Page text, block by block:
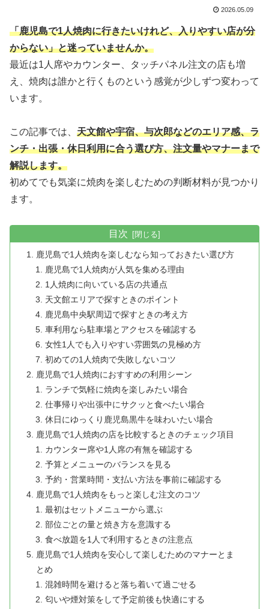
2026.05.09
「鹿児島で1人焼肉に行きたいけれど、入りやすい店が分
からない」と迷っていませんか。
最近は1人席やカウンター、タッチパネル注文の店も増
え、焼肉は誰かと行くものという感覚が少しずつ変わって
います。
この記事では、 天文館や宇宿、与次郎などのエリア感、ラ
ンチ・出張・休日利用に合う選び方、注文量やマナーまで
解説します。
初めてでも気楽に焼肉を楽しむための判断材料が見つかり
ます。
目次
鹿児島で1人焼肉を楽しむなら知っておきたい選び方
鹿児島で1人焼肉が人気を集める理由
1人焼肉に向いている店の共通点
天文館エリアで探すときのポイント
鹿児島中央駅周辺で探すときの考え方
車利用なら駐車場とアクセスを確認する
女性1人でも入りやすい雰囲気の見極め方
初めての1人焼肉で失敗しないコツ
鹿児島で1人焼肉におすすめの利用シーン
ランチで気軽に焼肉を楽しみたい場合
仕事帰りや出張中にサクッと食べたい場合
休日にゆっくり鹿児島黒牛を味わいたい場合
鹿児島で1人焼肉の店を比較するときのチェック項目
カウンター席や1人席の有無を確認する
予算とメニューのバランスを見る
予約・営業時間・支払い方法を事前に確認する
鹿児島で1人焼肉をもっと楽しむ注文のコツ
最初はセットメニューから選ぶ
部位ごとの量と焼き方を意識する
食べ放題を1人で利用するときの注意点
鹿児島で1人焼肉を安心して楽しむためのマナーとま
とめ
混雑時間を避けると落ち着いて過ごせる
匂いや煙対策をして予定前後も快適にする